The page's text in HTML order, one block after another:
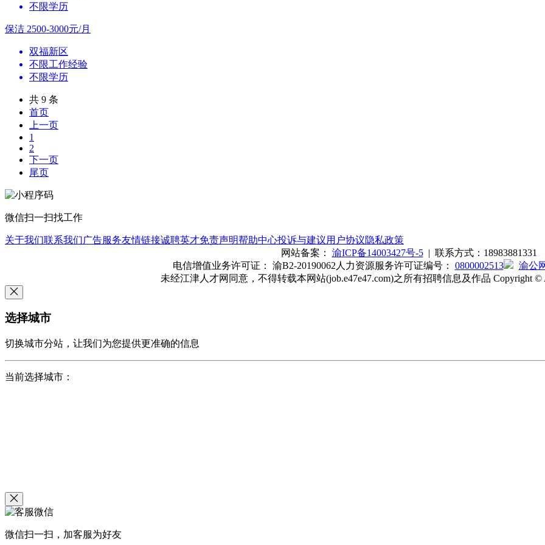
不限学历
保洁 2500-3000元/月
双福新区
不限工作经验
不限学历
共 9 条
首页
上一页
1
2
下一页
尾页
微信扫一扫找工作
关于我们联系我们广告服务友情链接诚聘英才免责声明帮助中心投诉与建议用户协议隐私政策
网站备案： 渝ICP备14003427号-5| 联系方式：18983881331
电信增值业务许可证： 渝B2-20190062 人力资源服务许可证编号： 0800002513
渝公
未经江津人才网同意，不得转载本网站(job.e47e47.com)之所有招聘信息及作品 Copyright ©
选择城市
切换城市分站，让我们为您提供更准确的信息
当前选择城市：
微信扫一扫，加客服为好友